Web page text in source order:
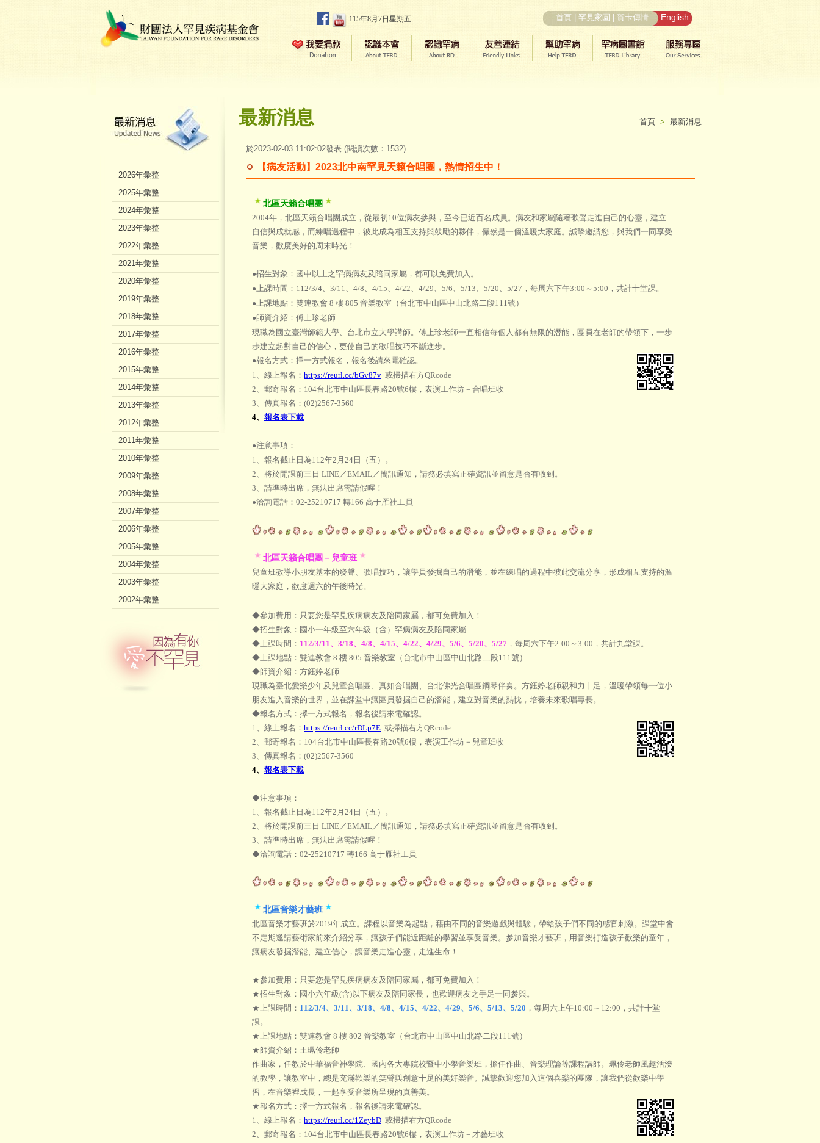
115年8月7日星期五 首頁 罕見家園 賀卡傳情 English
最新消息 首頁 > 最新消息
於2023-02-03 11:02:02發表 (閱讀次數：1532)
【病友活動】2023北中南罕見天籟合唱團，熱情招生中！
北區天籟合唱團
2004年，北區天籟合唱團成立，從最初10位病友參與，至今已近百名成員。病友和家屬隨著歌聲走進自己的心靈，建立
自信與成就感，而練唱過程中，彼此成為相互支持與鼓勵的夥伴，儼然是一個溫暖大家庭。誠摯邀請您，與我們一同享受
音樂，歡度美好的周末時光！
●招生對象：國中以上之罕病病友及陪同家屬，都可以免費加入。
●上課時間：112/3/4、3/11、4/8、4/15、4/22、4/29、5/6、5/13、5/20、5/27，每周六下午3:00～5:00，共計十堂課。
●上課地點：雙連教會 8 樓 805 音樂教室（台北市中山區中山北路二段111號）
●師資介紹：傅上珍老師
現職為國立臺灣師範大學、台北市立大學講師。傅上珍老師一直相信每個人都有無限的潛能，團員在老師的帶領下，一步
步建立起對自己的信心，更使自己的歌唱技巧不斷進步。
●報名方式：擇一方式報名，報名後請來電確認。
1、線上報名： https://reurl.cc/bGv87v 或掃描右方QRcode
2、郵寄報名：104台北市中山區長春路20號6樓，表演工作坊－合唱班收
3、傳真報名：(02)2567-3560
4、 報名表下載
●注意事項：
1、報名截止日為112年2月24日（五）。
2、將於開課前三日 LINE／EMAIL／簡訊通知，請務必填寫正確資訊並留意是否有收到。
3、請準時出席，無法出席需請假喔！
●洽詢電話：02-25210717 轉166 高于雁社工員
北區天籟合唱團－兒童班
兒童班教導小朋友基本的發聲、歌唱技巧，讓學員發掘自己的潛能，並在練唱的過程中彼此交流分享，形成相互支持的溫
暖大家庭，歡度週六的午後時光。
◆參加費用：只要您是罕見疾病病友及陪同家屬，都可免費加入！
◆招生對象：國小一年級至六年級（含）罕病病友及陪同家屬
◆上課時間： 112/3/11、3/18、4/8、4/15、4/22、4/29、5/6、5/20、5/27 ，每周六下午2:00～3:00，共計九堂課。
◆上課地點：雙連教會 8 樓 805 音樂教室（台北市中山區中山北路二段111號）
◆師資介紹：方鈺婷老師
現職為臺北愛樂少年及兒童合唱團、真如合唱團、台北佛光合唱團鋼琴伴奏。方鈺婷老師親和力十足，溫暖帶領每一位小
朋友進入音樂的世界，並在課堂中讓團員發掘自己的潛能，建立對音樂的熱忱，培養未來歌唱專長。
◆報名方式：擇一方式報名，報名後請來電確認。
1、線上報名： https://reurl.cc/rDLp7E 或掃描右方QRcode
2、郵寄報名：104台北市中山區長春路20號6樓，表演工作坊－兒童班收
3、傳真報名：(02)2567-3560
4、 報名表下載
◆注意事項：
1、報名截止日為112年2月24日（五）。
2、將於開課前三日 LINE／EMAIL／簡訊通知，請務必填寫正確資訊並留意是否有收到。
3、請準時出席，無法出席需請假喔！
◆洽詢電話：02-25210717 轉166 高于雁社工員
北區音樂才藝班
北區音樂才藝班於2019年成立。課程以音樂為起點，藉由不同的音樂遊戲與體驗，帶給孩子們不同的感官刺激。課堂中會
不定期邀請藝術家前來介紹分享，讓孩子們能近距離的學習並享受音樂。參加音樂才藝班，用音樂打造孩子歡樂的童年，
讓病友發掘潛能、建立信心，讓音樂走進心靈，走進生命！
★參加費用：只要您是罕見疾病病友及陪同家屬，都可免費加入！
★招生對象：國小六年級(含)以下病友及陪同家長，也歡迎病友之手足一同參與。
★上課時間： 112/3/4、3/11、3/18、4/8、4/15、4/22、4/29、5/6、5/13、5/20 ，每周六上午10:00～12:00，共計十堂
課。
★上課地點：雙連教會 8 樓 802 音樂教室（台北市中山區中山北路二段111號）
★師資介紹：王珮伶老師
作曲家，任教於中華福音神學院、國內各大專院校暨中小學音樂班，擔任作曲、音樂理論等課程講師。珮伶老師風趣活潑
的教學，讓教室中，總是充滿歡樂的笑聲與創意十足的美好樂音。誠摯歡迎您加入這個喜樂的團隊，讓我們從歡樂中學
習，在音樂裡成長，一起享受音樂所呈現的真善美。
★報名方式：擇一方式報名，報名後請來電確認。
1、線上報名： https://reurl.cc/1ZeybD 或掃描右方QRcode
2、郵寄報名：104台北市中山區長春路20號6樓，表演工作坊－才藝班收
2026年彙整
2025年彙整
2024年彙整
2023年彙整
2022年彙整
2021年彙整
2020年彙整
2019年彙整
2018年彙整
2017年彙整
2016年彙整
2015年彙整
2014年彙整
2013年彙整
2012年彙整
2011年彙整
2010年彙整
2009年彙整
2008年彙整
2007年彙整
2006年彙整
2005年彙整
2004年彙整
2003年彙整
2002年彙整